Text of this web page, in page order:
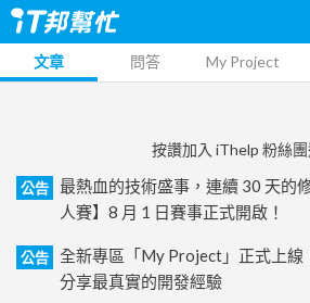
文章 問答 My Project
按讚加入 iThelp 粉絲
公告
最熱血的技術盛事，連續 30 天的
人賽】8 月 1 日賽事正式開啟！
公告
全新專區「My Project」正式上線
分享最真實的開發經驗